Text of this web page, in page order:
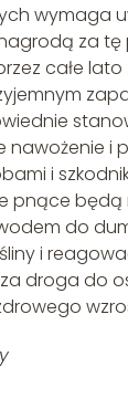
wymaga
za tę
całe
nawożenie i
i
pnące
do
i
droga do